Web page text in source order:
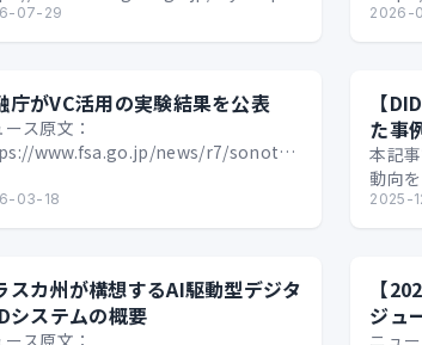
年7月28日、デジタル庁は…
07-29
自民
ンバ
2026-
庁がVC活用の実験結果を公表
ス原文：
www.fsa.go.jp/news/r7/sonota/20260313-
03-18
【
た事
本記
動向
して
いき
2025-
スカ州が構想するAI駆動型デジタ
システムの概要
ス原文：
【
ジュ
ニュ